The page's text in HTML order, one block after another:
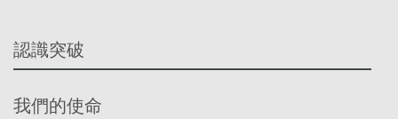
認識突破
我們的使命